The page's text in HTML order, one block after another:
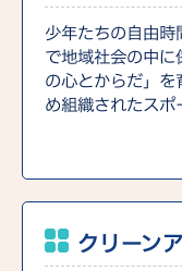
少年たちの自由時
で地域社会の中に
の心とからだ」を
め組織されたスポ
クリーン